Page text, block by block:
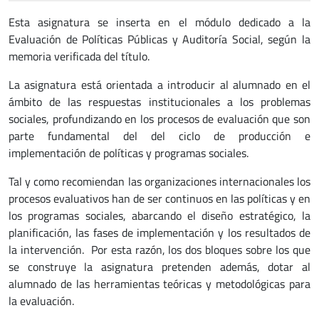
Esta asignatura se inserta en el módulo dedicado a la
Evaluación de Políticas Públicas y Auditoría Social, según la
memoria verificada del título.
La asignatura está orientada a introducir al alumnado en el
ámbito de las respuestas institucionales a los problemas
sociales, profundizando en los procesos de evaluación que son
parte fundamental del del ciclo de producción e
implementación de políticas y programas sociales.
Tal y como recomiendan las organizaciones internacionales los
procesos evaluativos han de ser continuos en las políticas y en
los programas sociales, abarcando el diseño estratégico, la
planificación, las fases de implementación y los resultados de
la intervención. Por esta razón, los dos bloques sobre los que
se construye la asignatura pretenden además, dotar al
alumnado de las herramientas teóricas y metodológicas para
la evaluación.